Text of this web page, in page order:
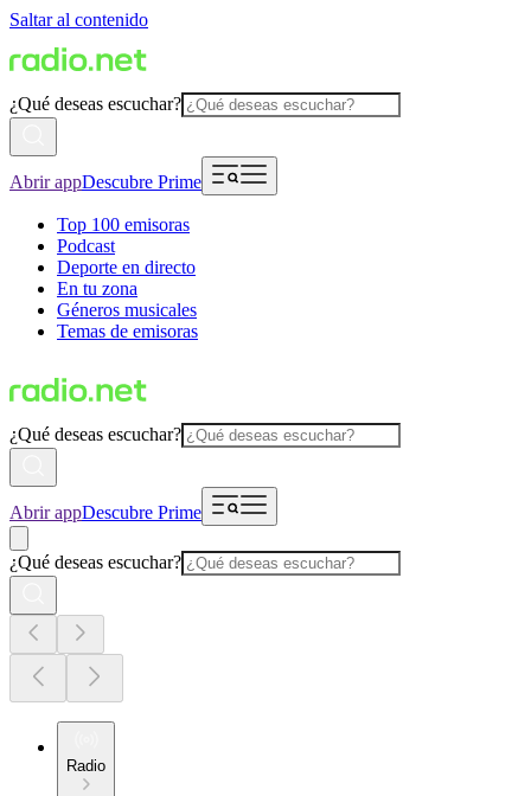
Saltar al contenido
¿Qué deseas escuchar?
Abrir appDescubre Prime
Top 100 emisoras
Podcast
Deporte en directo
En tu zona
Géneros musicales
Temas de emisoras
¿Qué deseas escuchar?
Abrir appDescubre Prime
¿Qué deseas escuchar?
Radio